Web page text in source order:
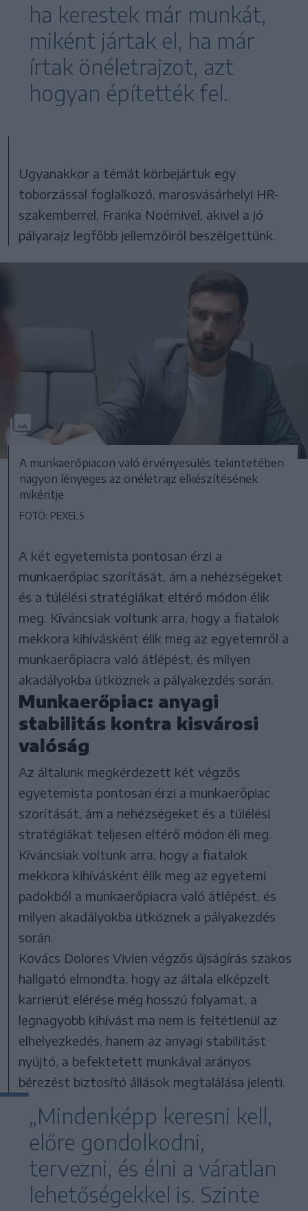
ha kerestek már munkát,
miként jártak el, ha már
írtak önéletrajzot, azt
hogyan építették fel.
Ugyanakkor a témát körbejártuk egy
toborzással foglalkozó, marosvásárhelyi HR-
szakemberrel, Franka Noémivel, akivel a jó
pályarajz legfőbb jellemzőiről beszélgettünk.
A munkaerőpiacon való érvényesülés tekintetében
nagyon lényeges az önéletrajz elkészítésének
mikéntje
FOTÓ: PEXELS
A két egyetemista pontosan érzi a
munkaerőpiac szorítását, ám a nehézségeket
és a túlélési stratégiákat eltérő módon élik
meg. Kíváncsiak voltunk arra, hogy a fiatalok
mekkora kihívásként élik meg az egyetemről a
munkaerőpiacra való átlépést, és milyen
akadályokba ütköznek a pályakezdés során.
Munkaerőpiac: anyagi
stabilitás kontra kisvárosi
valóság
Az általunk megkérdezett két végzős
egyetemista pontosan érzi a munkaerőpiac
szorítását, ám a nehézségeket és a túlélési
stratégiákat teljesen eltérő módon éli meg.
Kíváncsiak voltunk arra, hogy a fiatalok
mekkora kihívásként élik meg az egyetemi
padokból a munkaerőpiacra való átlépést, és
milyen akadályokba ütköznek a pályakezdés
során.
Kovács Dolores Vivien végzős újságírás szakos
hallgató elmondta, hogy az általa elképzelt
karrierút elérése még hosszú folyamat, a
legnagyobb kihívást ma nem is feltétlenül az
elhelyezkedés, hanem az anyagi stabilitást
nyújtó, a befektetett munkával arányos
bérezést biztosító állások megtalálása jelenti.
„Mindenképp keresni kell,
előre gondolkodni,
tervezni, és élni a váratlan
lehetőségekkel is. Szinte